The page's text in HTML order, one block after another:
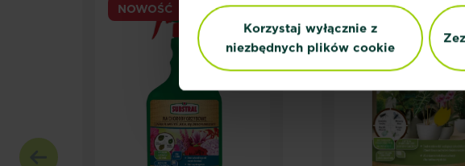
Korzystaj wyłącznie z
niezbędnych plików cookie
NOWOŚĆ NOWOŚĆ